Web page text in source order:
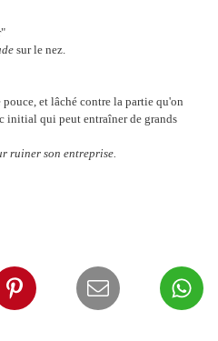
sur le nez.
et lâché contre la partie qu'on
initial qui peut entraîner de grands
ruiner son entreprise.